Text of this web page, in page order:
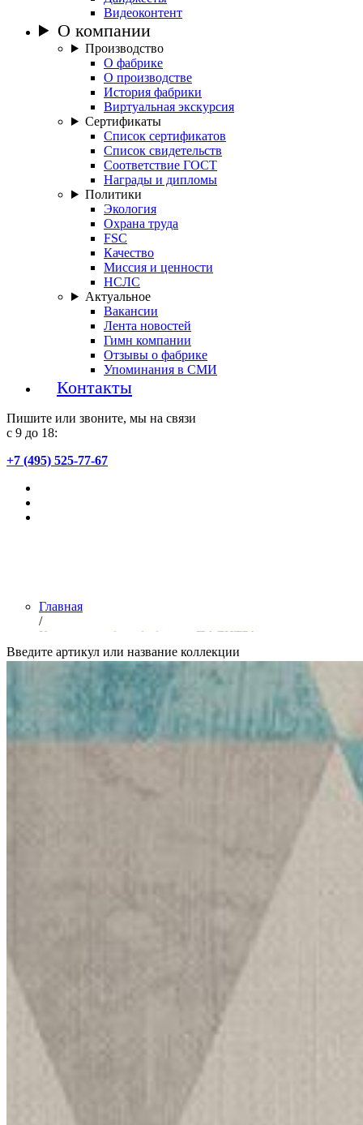
Видеоконтент
О компании
Производство
О фабрике
О производстве
История фабрики
Виртуальная экскурсия
Сертификаты
Список сертификатов
Список свидетельств
Соответствие ГОСТ
Награды и дипломы
Политики
Экология
Охрана труда
FSC
Качество
Миссия и ценности
НСЛС
Актуальное
Вакансии
Лента новостей
Гимн компании
Отзывы о фабрике
Упоминания в СМИ
Контакты
Пишите или звоните, мы на связи
с 9 до 18:
+7 (495) 525-77-67
Главная
/
Коллекции обоев фабрики «ПАЛИТРА»
Введите артикул или название коллекции